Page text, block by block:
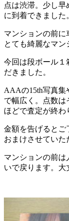
点は渋滞。少し
に到着できました
マンションの前に
とても綺麗なマン
今回は段ボール１
だきました。
AAAの15th写真集
で幅広く。点数は
ほどで査定が終わ
金額を告げるとご
おまけさせていた
マンションの前は
いで戻ります。大